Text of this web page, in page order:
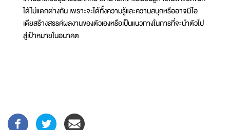
ได้ไม่แตกต่างกัน เพราะจะได้ทั้งความรู้และความสนุกหรืออาจมีไอ
เดียสร้างสรรค์ผลงานของตัวเองหรือเป็นแนวทางในการที่จะนำตัวไป
สู่เป้าหมายในอนาคต